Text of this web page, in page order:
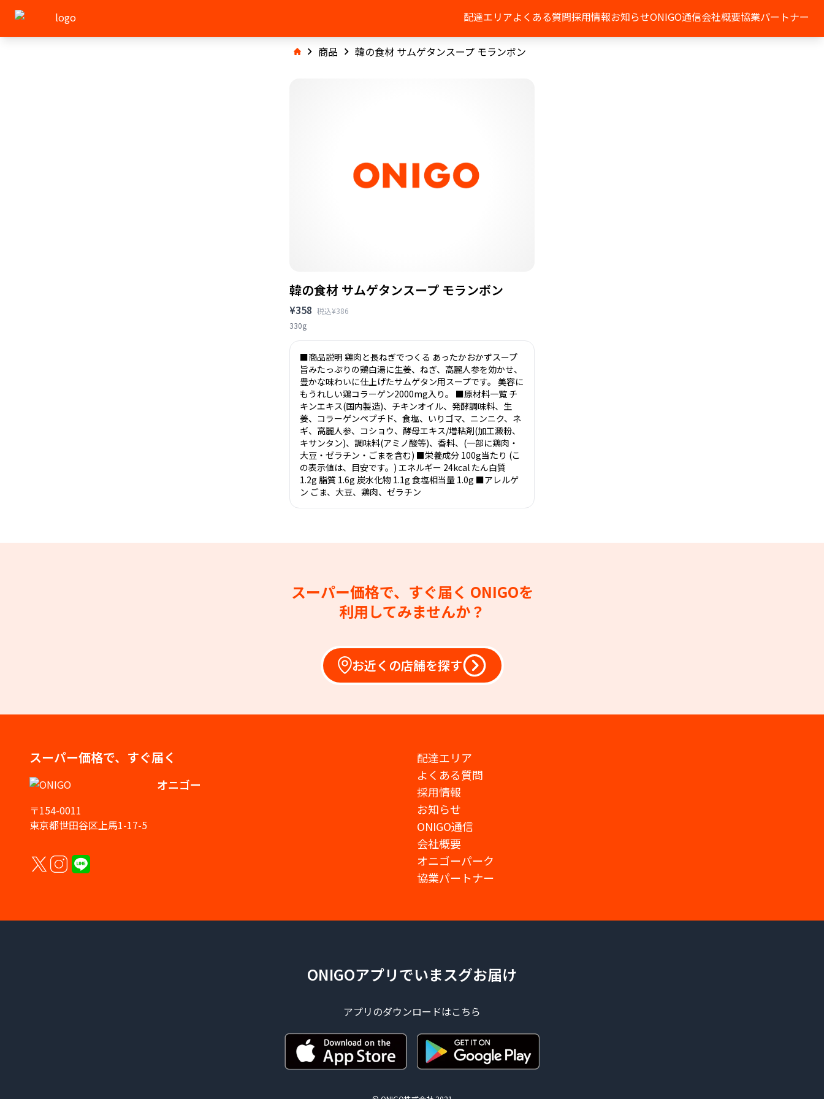
配達エリアよくある質問採用情報お知らせONIGO通信会社概要協業パートナー
商品 韓の食材 サムゲタンスープ モランボン
韓の食材 サムゲタンスープ モランボン
¥358 税込¥386
330g
■商品説明 鶏肉と長ねぎでつくる あったかおかずスープ
旨みたっぷりの鶏白湯に生姜、ねぎ、高麗人参を効かせ、
豊かな味わいに仕上げたサムゲタン用スープです。 美容に
もうれしい鶏コラーゲン2000mg入り。 ■原材料一覧 チ
キンエキス(国内製造)、チキンオイル、発酵調味料、生
姜、コラーゲンペプチド、食塩、いりゴマ、ニンニク、ネ
ギ、高麗人参、コショウ、酵母エキス/増粘剤(加工澱粉、
キサンタン)、調味料(アミノ酸等)、香料、(一部に鶏肉・
大豆・ゼラチン・ごまを含む) ■栄養成分 100g当たり (こ
の表示値は、目安です。) エネルギー 24kcal たん白質
1.2g 脂質 1.6g 炭水化物 1.1g 食塩相当量 1.0g ■アレルゲ
ン ごま、大豆、鶏肉、ゼラチン
スーパー価格で、すぐ届く ONIGOを
利用してみませんか？
お近くの店舗を探す
スーパー価格で、すぐ届く
オニゴー
〒154-0011
東京都世田谷区上馬1-17-5
配達エリア
よくある質問
採用情報
お知らせ
ONIGO通信
会社概要
オニゴーパーク
協業パートナー
ONIGOアプリでいまスグお届け
アプリのダウンロードはこちら